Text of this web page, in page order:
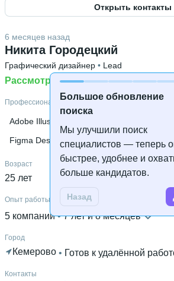
Большое обновление
поиска
Мы улучшили поиск
специалистов — теперь
быстрее, удобнее и
больше кандидатов.
Назад
Высшее образование
РГПУ им. А.И. Герцена
3 года и 11 месяцев
Открыть контакты
Никита Городецкий
6 месяцев назад
Графический дизайнер • Lead
Рассмотрю предложения
Профессиональные навыки
Adobe Illustrator
Figma Design
GPT
Возраст
25 лет
Опыт работы
5 компаний • 7 лет и 8 месяцев
Город
Кемерово • Готов к удалённой
Контакты